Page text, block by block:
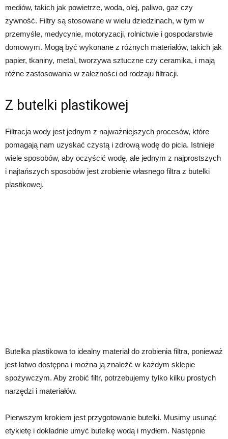
mediów, takich jak powietrze, woda, olej, paliwo, gaz czy
żywność. Filtry są stosowane w wielu dziedzinach, w tym w
przemyśle, medycynie, motoryzacji, rolnictwie i gospodarstwie
domowym. Mogą być wykonane z różnych materiałów, takich jak
papier, tkaniny, metal, tworzywa sztuczne czy ceramika, i mają
różne zastosowania w zależności od rodzaju filtracji.
Z butelki plastikowej
Filtracja wody jest jednym z najważniejszych procesów, które
pomagają nam uzyskać czystą i zdrową wodę do picia. Istnieje
wiele sposobów, aby oczyścić wodę, ale jednym z najprostszych
i najtańszych sposobów jest zrobienie własnego filtra z butelki
plastikowej.
Butelka plastikowa to idealny materiał do zrobienia filtra, ponieważ
jest łatwo dostępna i można ją znaleźć w każdym sklepie
spożywczym. Aby zrobić filtr, potrzebujemy tylko kilku prostych
narzędzi i materiałów.
Pierwszym krokiem jest przygotowanie butelki. Musimy usunąć
etykietę i dokładnie umyć butelkę wodą i mydłem. Następnie